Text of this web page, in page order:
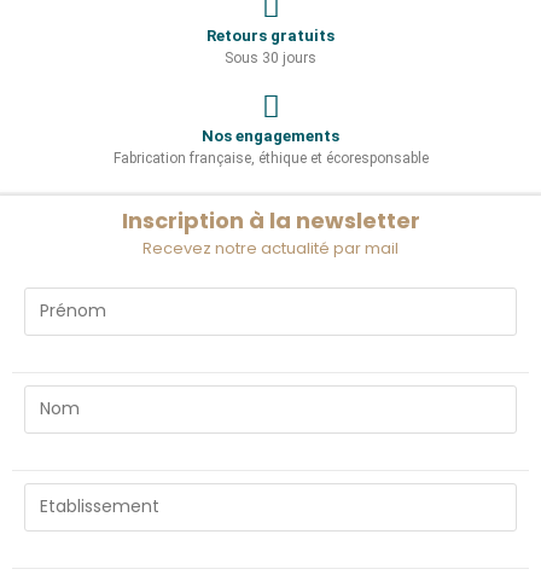
Retours gratuits
Sous 30 jours
Nos engagements
Fabrication française, éthique et écoresponsable
Inscription à la newsletter
Recevez notre actualité par mail